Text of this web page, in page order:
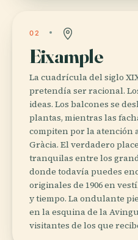
02
Eixample
La cuadrícula del siglo
pretendía ser racional.
ideas. Los balcones se
plantas, mientras las
compiten por la atención
Gràcia. El verdadero
tranquilas entre los
donde todavía puedes
originales de 1906 en
y tiempo. La ondulante
en la esquina de la
visitantes de los que